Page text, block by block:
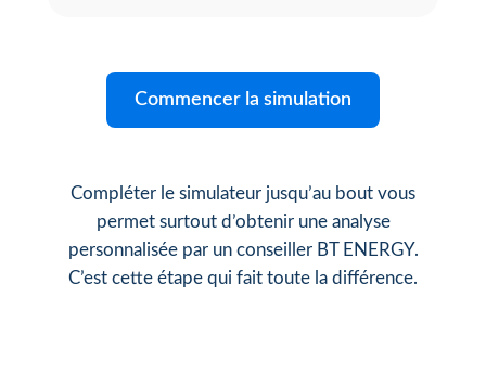
Commencer la simulation
Compléter le simulateur jusqu’au bout vous
permet surtout d’obtenir une analyse
personnalisée par un conseiller BT ENERGY.
C’est cette étape qui fait toute la différence.